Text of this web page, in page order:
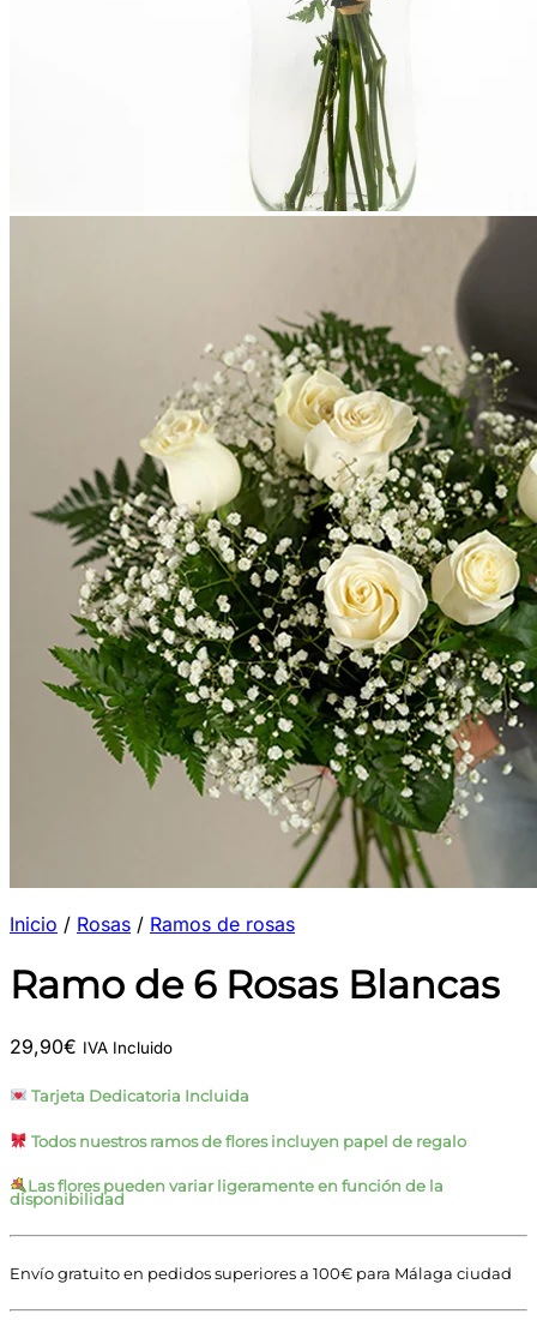
Inicio / Rosas / Ramos de rosas
Ramo de 6 Rosas Blancas
29,90€ IVA Incluido
Tarjeta Dedicatoria Incluida
Todos nuestros ramos de flores incluyen papel de regalo
Las flores pueden variar ligeramente en función de la
disponibilidad
Envío gratuito en pedidos superiores a 100€ para Málaga ciudad